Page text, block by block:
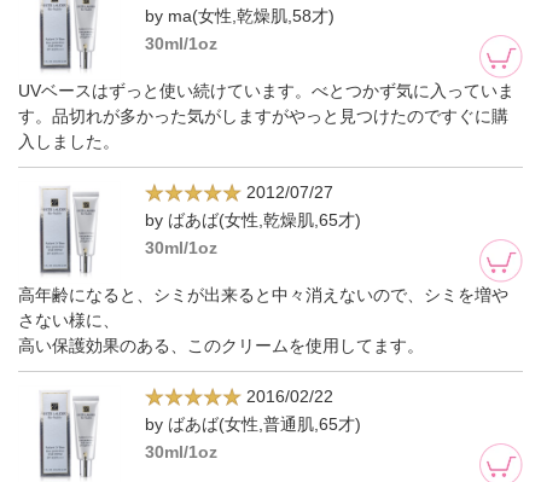
by ma(女性,乾燥肌,58才)
30ml/1oz
UVベースはずっと使い続けています。べとつかず気に入っていま
す。品切れが多かった気がしますがやっと見つけたのですぐに購
入しました。
2012/07/27
by ばあば(女性,乾燥肌,65才)
30ml/1oz
高年齢になると、シミが出来ると中々消えないので、シミを増や
さない様に、
高い保護効果のある、このクリームを使用してます。
2016/02/22
by ばあば(女性,普通肌,65才)
30ml/1oz